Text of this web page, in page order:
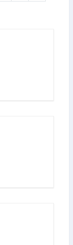
puslapis